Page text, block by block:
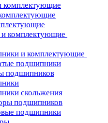
комплектующие
комплектующие
и комплектующие
подшипники
подшипников
скольжения
подшипников
подшипники